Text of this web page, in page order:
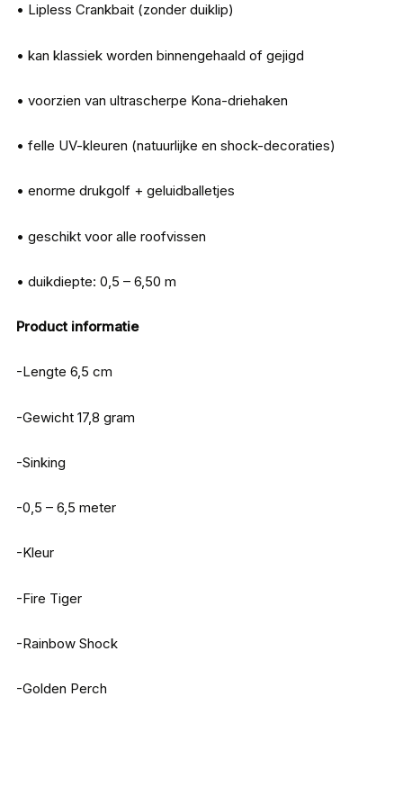
• Lipless Crankbait (zonder duiklip)
• kan klassiek worden binnengehaald of gejigd
• voorzien van ultrascherpe Kona-driehaken
• felle UV-kleuren (natuurlijke en shock-decoraties)
• enorme drukgolf + geluidballetjes
• geschikt voor alle roofvissen
• duikdiepte: 0,5 – 6,50 m
Product informatie
-Lengte 6,5 cm
-Gewicht 17,8 gram
-Sinking
-0,5 – 6,5 meter
-Kleur
-Fire Tiger
-Rainbow Shock
-Golden Perch